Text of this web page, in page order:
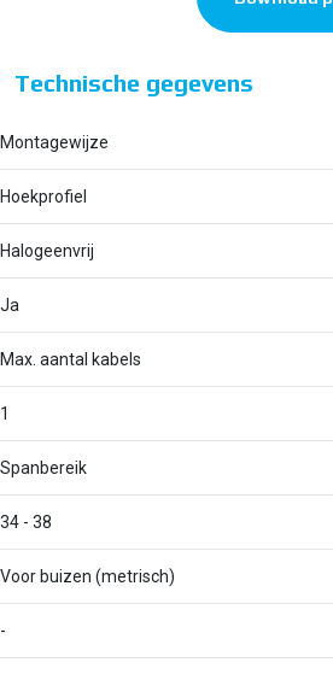
Technische gegevens
Montagewijze
Hoekprofiel
Halogeenvrij
Ja
Max. aantal kabels
1
Spanbereik
34 - 38
Voor buizen (metrisch)
-